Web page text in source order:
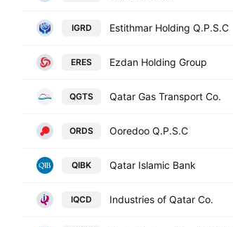
IGRD Estithmar Holding Q.P.S.C
ERES Ezdan Holding Group
QGTS Qatar Gas Transport Co.
ORDS Ooredoo Q.P.S.C
QIBK Qatar Islamic Bank
IQCD Industries of Qatar Co.